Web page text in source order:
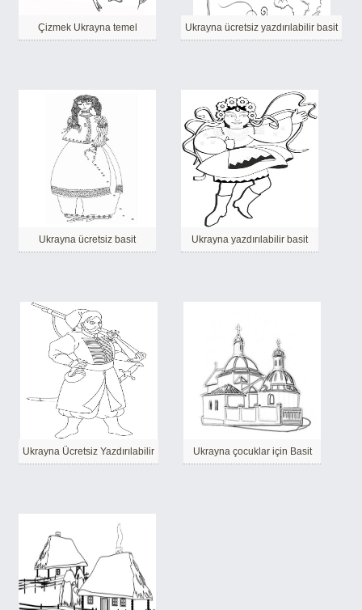
Çizmek Ukrayna temel Ukrayna ücretsiz yazdırılabilir basit
Ukrayna ücretsiz basit Ukrayna yazdırılabilir basit
Ukrayna Ücretsiz Yazdırılabilir Ukrayna çocuklar için Basit